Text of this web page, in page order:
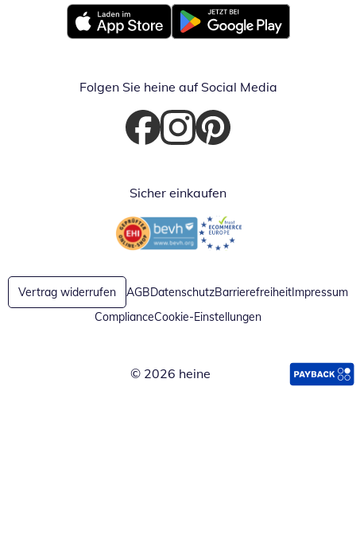
Öffnet in neuem FensterÖffnet in neuem Fenster
Folgen Sie heine auf Social Media
Öffnet in neuem Fenster
Öffnet in neuem Fenster
Öffnet in neuem Fenster
Sicher einkaufen
Öffnet in neuem FensterÖffnet in neuem Fenster
Vertrag widerrufen AGBDatenschutzBarrierefreiheitImpressum
ComplianceCookie-Einstellungen
© 2026 heine